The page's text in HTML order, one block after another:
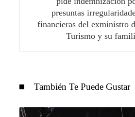
presuntas
financieras del exministro
Turismo y su
También Te Puede Gustar